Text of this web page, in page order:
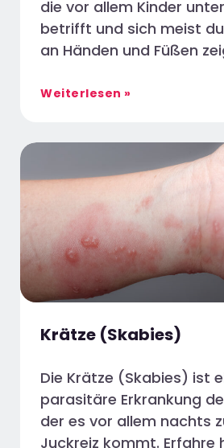
die vor allem Kinder
betrifft und sich meist
an Händen und Füßen
Weiterlesen »
Krätze (Skabies)
Die Krätze (Skabies) ist
parasitäre Erkrankung
der es vor allem nachts
Juckreiz kommt. Erfahre